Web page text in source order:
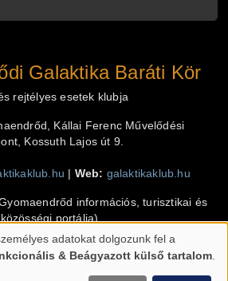
Galaktika Baráti Kör
rejtélyes esetek klubja
Kállai Ferenc Művelődési
Kossuth Lajos út 9.
Web: galaktikaklub.hu
információs, turisztikai és
közösségi portálja)
(programozás, design, grafika)
adatokat dolgozunk fel a
& Beágyazott külső tartalom